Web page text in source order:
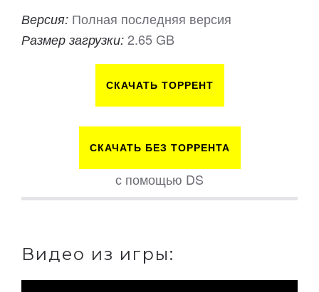
Версия: Полная последняя версия
Размер загрузки: 2.65 GB
СКАЧАТЬ ТОРРЕНТ
СКАЧАТЬ БЕЗ ТОРРЕНТА
с помощью DS
Видео из игры: